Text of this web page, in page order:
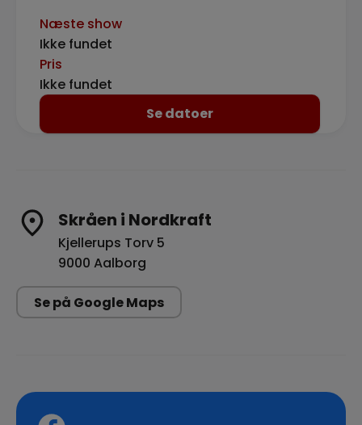
Næste show
Ikke fundet
Pris
Ikke fundet
Se datoer
Skråen i Nordkraft
Kjellerups Torv 5
9000 Aalborg
Se på Google Maps